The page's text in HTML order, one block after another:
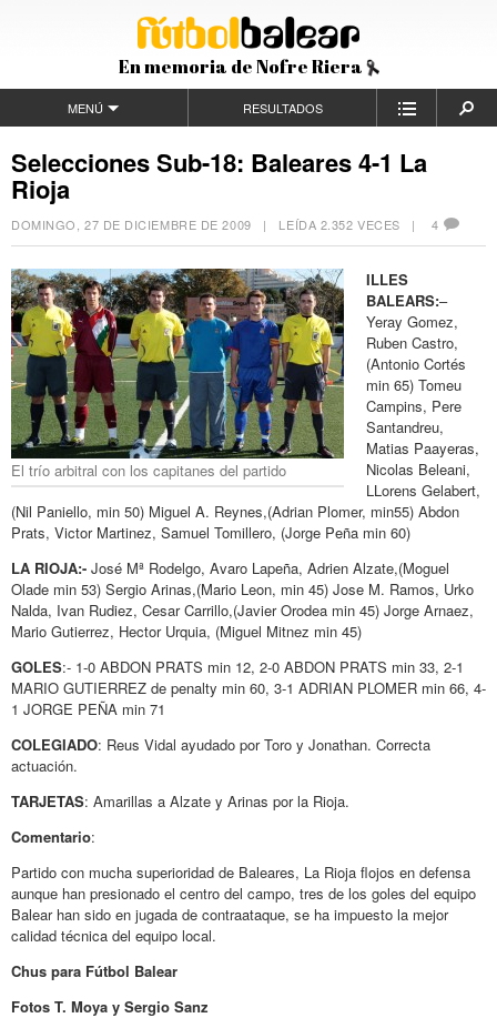
En memoria de Nofre Riera
MENÚ RESULTADOS
Selecciones Sub-18: Baleares 4-1 La
Rioja
DOMINGO, 27 DE DICIEMBRE DE 2009 | LEÍDA 2.352 VECES |4
El trío arbitral con los capitanes del partido
ILLES
BALEARS:–
Yeray Gomez,
Ruben Castro,
(Antonio Cortés
min 65) Tomeu
Campins, Pere
Santandreu,
Matias Paayeras,
Nicolas Beleani,
LLorens Gelabert,
(Nil Paniello, min 50) Miguel A. Reynes,(Adrian Plomer, min55) Abdon
Prats, Victor Martinez, Samuel Tomillero, (Jorge Peña min 60)
LA RIOJA:- José Mª Rodelgo, Avaro Lapeña, Adrien Alzate,(Moguel
Olade min 53) Sergio Arinas,(Mario Leon, min 45) Jose M. Ramos, Urko
Nalda, Ivan Rudiez, Cesar Carrillo,(Javier Orodea min 45) Jorge Arnaez,
Mario Gutierrez, Hector Urquia, (Miguel Mitnez min 45)
GOLES:- 1-0 ABDON PRATS min 12, 2-0 ABDON PRATS min 33, 2-1
MARIO GUTIERREZ de penalty min 60, 3-1 ADRIAN PLOMER min 66, 4-
1 JORGE PEÑA min 71
COLEGIADO: Reus Vidal ayudado por Toro y Jonathan. Correcta
actuación.
TARJETAS: Amarillas a Alzate y Arinas por la Rioja.
Comentario:
Partido con mucha superioridad de Baleares, La Rioja flojos en defensa
aunque han presionado el centro del campo, tres de los goles del equipo
Balear han sido en jugada de contraataque, se ha impuesto la mejor
calidad técnica del equipo local.
Chus para Fútbol Balear
Fotos T. Moya y Sergio Sanz